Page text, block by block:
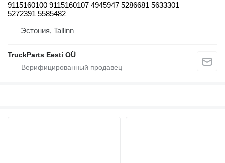
9115160100 9115160107 4945947 5286681 5633301
5272391 5585482
Эстония, Tallinn
TruckParts Eesti OÜ